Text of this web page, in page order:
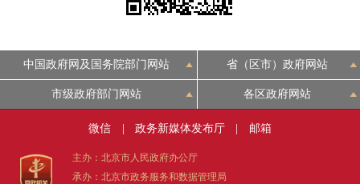
政民互动
12345网上接诉即办 我要建议
参与调查 在线访谈
中国政府网及国务院部门网站 省（区市）政府网站
市级政府部门网站 各区政府网站
微信 政务新媒体发布厅 邮箱
主办：北京市人民政府办公厅
承办：北京市政务服务和数据管理局